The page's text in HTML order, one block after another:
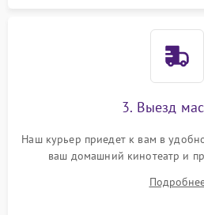
3. Выезд
Наш курьер приедет к вам в
ваш домашний кинотеатр и